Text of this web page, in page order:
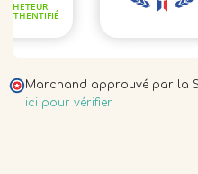
Marchand approuvé par la
ici pour vérifier.